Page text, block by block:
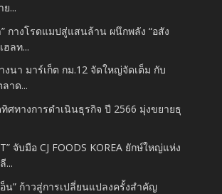
...
” กางโรดแมปสู่แสนล้าน ผนึกพลัง “อสัง
ฮลท...
งนา มาร์เก็ต กม.12 จัดใหญ่จัดเต็ม กับ
าด...
ทิศทางการดำเนินธุรกิจ ปี 2566 มุ่งขยายธุ
จับมือ CJ FOODS KOREA ยักษ์ใหญ่แห่ง
...
อ็น” ก้าวสู่การเปลี่ยนแปลงครั้งสำคัญ